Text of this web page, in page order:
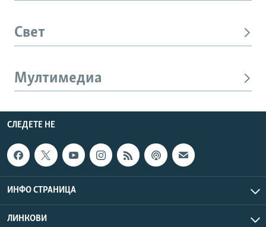
Свет
Мултимедиа
СЛЕДЕТЕ НЕ
ИНФО СТРАНИЦА
ЛИНКОВИ